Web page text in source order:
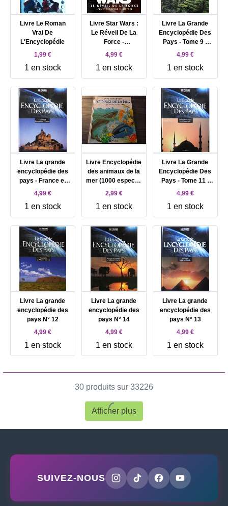
Livre Le Roman
Vrai De
L'Encyclopédie
1,99 €
1 en stock
Livre Star Wars :
Le Réveil De La
Force -
L'encyclopédie
4,99 €
1 en stock
Livre La Grande
Encyclopédie Des
Pays - Tome 9 -
Asie de l'Est et
4,99 €
1 en stock
Livre La grande
encyclopédie des
pays - France et
Europe de l'Ouest
4,99 €
1 en stock
Livre Encyclopédie
des animaux de la
mer (1000 especes
dans leur milieu)
2,99 €
1 en stock
Livre La Grande
Encyclopédie Des
Pays - Tome 11 -
Asie Mineure et
4,99 €
1 en stock
Livre La grande
encyclopédie des
pays N° 12
4,99 €
1 en stock
Livre La grande
encyclopédie des
pays N° 14
4,99 €
1 en stock
Livre La grande
encyclopédie des
pays N° 13
4,99 €
1 en stock
30 produits sur 33226
Afficher plus
SUIVEZ-NOUS